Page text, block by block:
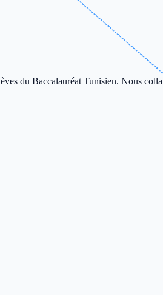
du Baccalauréat Tunisien. Nous